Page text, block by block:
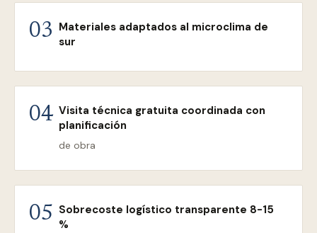
03 Materiales adaptados al microclima de
sur
04 Visita técnica gratuita coordinada con
planificación
de obra
05 Sobrecoste logístico transparente 8-15
%